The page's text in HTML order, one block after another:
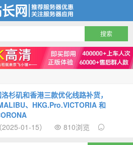
杉矶和香港三款优化线路补货，
、HKG.Pro.VICTORIA 和
01-15）
810浏览